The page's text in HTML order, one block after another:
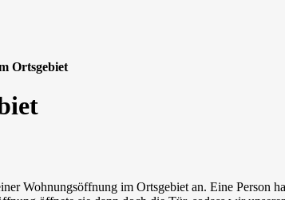
Ortsgebiet
Wohnungsöffnung im Ortsgebiet an. Eine Person